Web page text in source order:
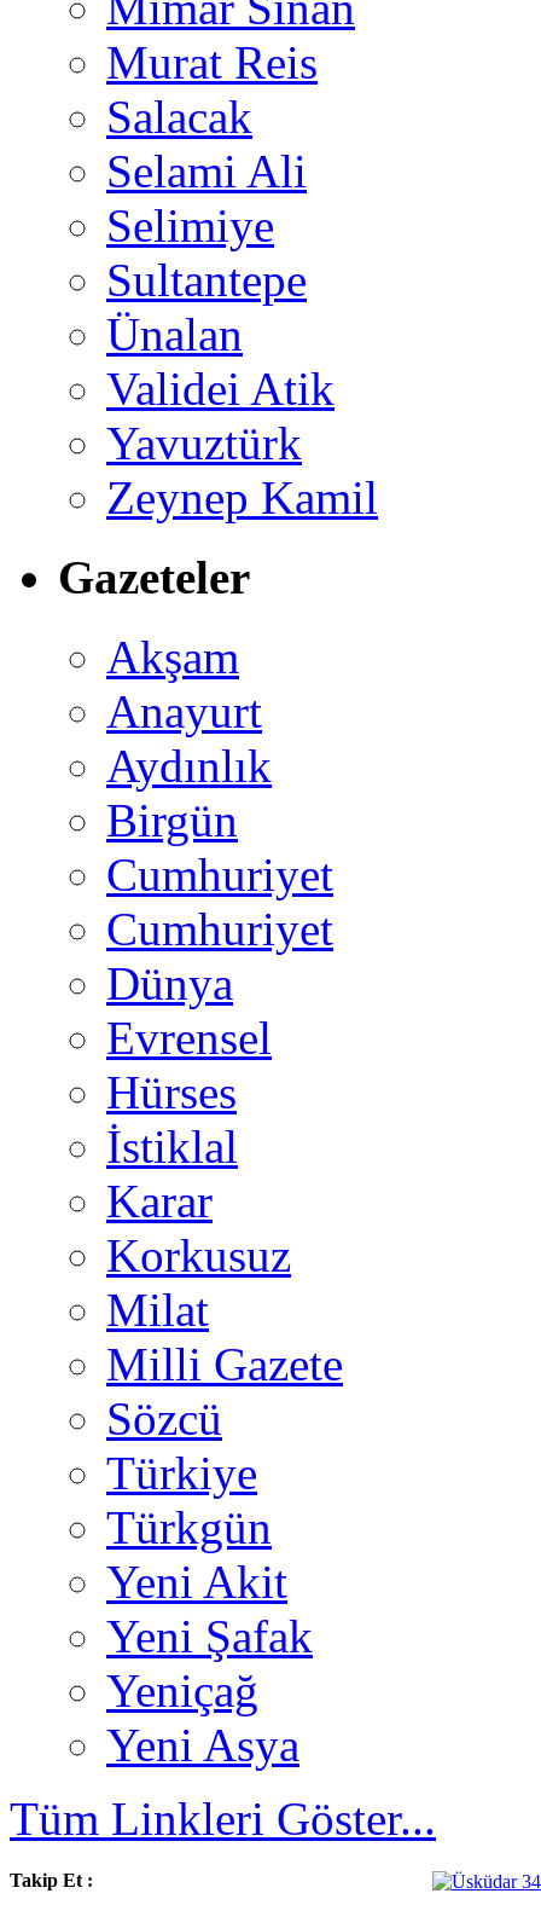
Murat Reis
Salacak
Selami Ali
Selimiye
Sultantepe
Ünalan
Validei Atik
Yavuztürk
Zeynep Kamil
Gazeteler
Akşam
Anayurt
Aydınlık
Birgün
Cumhuriyet
Cumhuriyet
Dünya
Evrensel
Hürses
İstiklal
Karar
Korkusuz
Milat
Milli Gazete
Sözcü
Türkiye
Türkgün
Yeni Akit
Yeni Şafak
Yeniçağ
Yeni Asya
Tüm Linkleri Göster...
Takip Et :